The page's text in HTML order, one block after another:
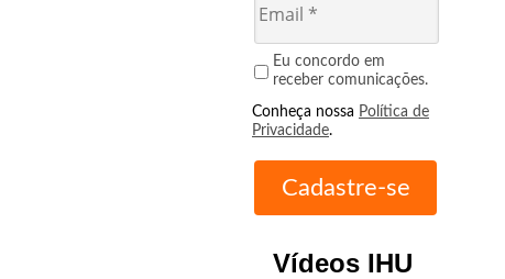
Eu concordo em
receber comunicações.
Conheça nossa Política de
Privacidade.
Vídeos IHU